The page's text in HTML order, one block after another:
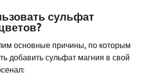
сульфат
основные причины, по которым
добавить сульфат магния в свой